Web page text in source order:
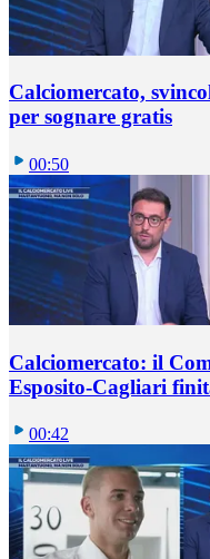
Calciomercato,
per sognare gratis
00:50
Calciomercato: il
Esposito-Cagliari
00:42